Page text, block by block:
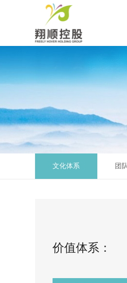
文化体系 团
价值体系：